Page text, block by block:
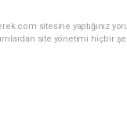
sitesine yaptığınız
site yönetimi hiçbir